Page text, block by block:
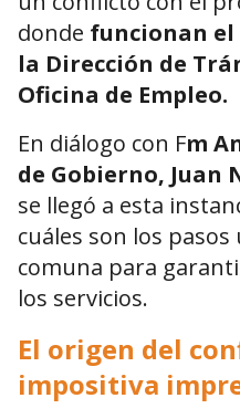
donde funcionan el
la Dirección de
Oficina de Empleo.
En diálogo con Fm
de Gobierno, Juan
se llegó a esta
cuáles son los
comuna para
los servicios.
El origen del
impositiva